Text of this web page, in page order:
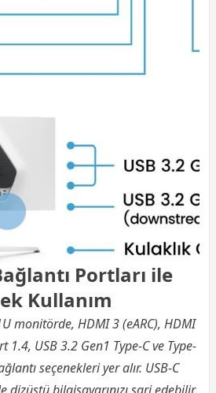
Portları ile
Kullanım
monitörde, HDMI 3 (eARC), HDMI
1.4, USB 3.2 Gen1 Type-C ve Type-
seçenekleri yer alır. USB-C